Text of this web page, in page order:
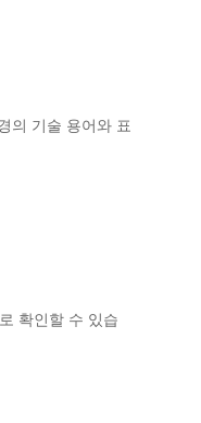
의 기술 용어와 표
확인할 수 있습